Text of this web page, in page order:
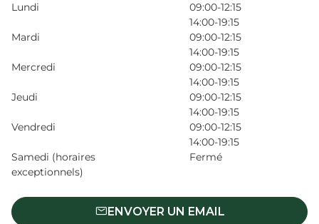
Lundi
09:00-12:15
14:00-19:15
Mardi
09:00-12:15
14:00-19:15
Mercredi
09:00-12:15
14:00-19:15
Jeudi
09:00-12:15
14:00-19:15
Vendredi
09:00-12:15
14:00-19:15
Samedi (horaires
exceptionnels)
Fermé
ENVOYER UN EMAIL